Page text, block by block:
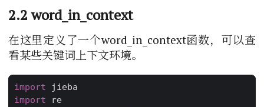
2.2 word_in_context
在这里定义了一个word_in_context函数，可以查
看某些关键词上下文环境。
import
jieba
import
re